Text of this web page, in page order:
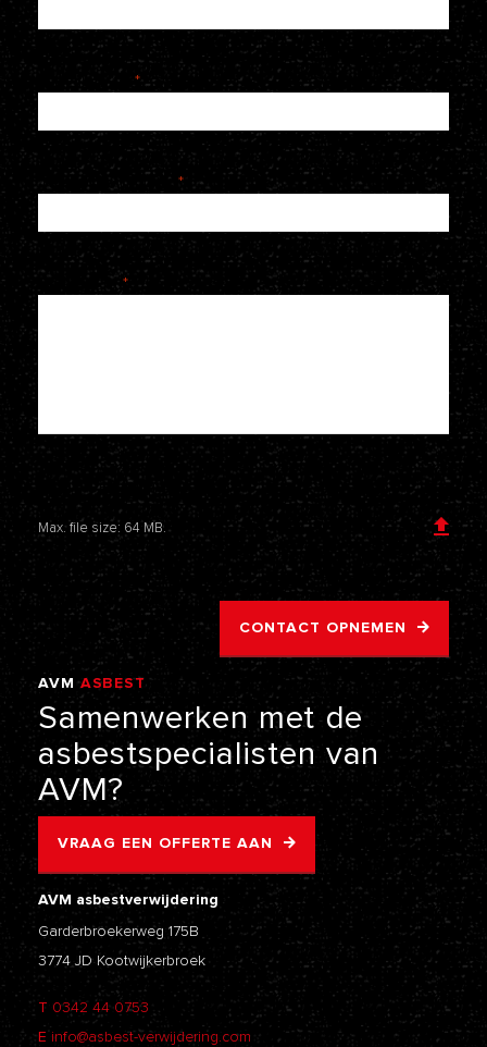
E-mailadres *
Telefoonnummer *
Je bericht *
Voeg een bijlage toe
Max. file size: 64 MB.
CONTACT OPNEMEN
AVM ASBEST
VERWIJDERING
Samenwerken met de
asbestspecialisten van
AVM?
VRAAG EEN OFFERTE AAN
AVM asbestverwijdering
Garderbroekerweg 175B
3774 JD Kootwijkerbroek
T 0342 44 0753
E info@asbest-verwijdering.com